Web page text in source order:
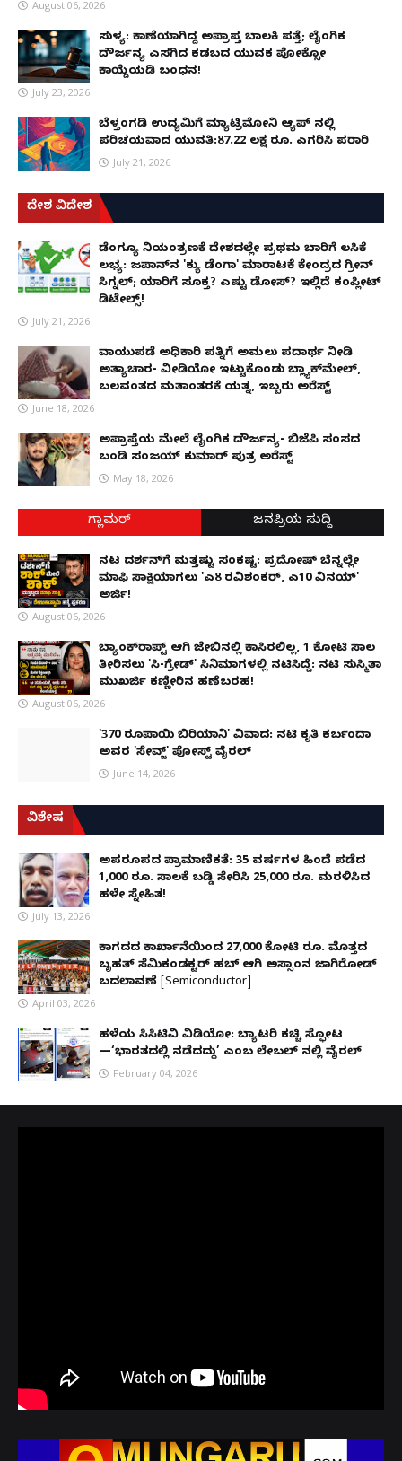
August 06, 2026
ಸುಳ್ಯ: ಕಾಣೆಯಾಗಿದ್ದ ಅಪ್ರಾಪ್ತ ಬಾಲಕಿ ಪತ್ತೆ; ಲೈಂಗಿಕ
ದೌರ್ಜನ್ಯ ಎಸಗಿದ ಕಡಬದ ಯುವಕ ಪೋಕ್ಸೋ
ಕಾಯ್ದೆಯಡಿ ಬಂಧನ!
July 23, 2026
ಬೆಳ್ತಂಗಡಿ ಉದ್ಯಮಿಗೆ ಮ್ಯಾಟ್ರಿಮೋನಿ ಆ್ಯಪ್ ನಲ್ಲಿ
ಪರಿಚಯವಾದ ಯುವತಿ:87.22 ಲಕ್ಷ ರೂ. ಎಗರಿಸಿ ಪರಾರಿ
July 21, 2026
ದೇಶ ವಿದೇಶ
ಡೆಂಗ್ಯೂ ನಿಯಂತ್ರಣಕ್ಕೆ ದೇಶದಲ್ಲೇ ಪ್ರಥಮ ಬಾರಿಗೆ ಲಸಿಕೆ
ಲಭ್ಯ: ಜಪಾನ್‌ನ 'ಕ್ಯು ಡೆಂಗಾ' ಮಾರಾಟಕ್ಕೆ ಕೇಂದ್ರದ ಗ್ರೀನ್
ಸಿಗ್ನಲ್; ಯಾರಿಗೆ ಸೂಕ್ತ? ಎಷ್ಟು ಡೋಸ್? ಇಲ್ಲಿದೆ ಕಂಪ್ಲೀಟ್
ಡಿಟೇಲ್ಸ್!
July 21, 2026
ವಾಯುಪಡೆ ಅಧಿಕಾರಿ ಪತ್ನಿಗೆ ಅಮಲು ಪದಾರ್ಥ ನೀಡಿ
ಅತ್ಯಾಚಾರ- ವೀಡಿಯೋ ಇಟ್ಟುಕೊಂಡು ಬ್ಲ್ಯಾಕ್‌ಮೇಲ್,
ಬಲವಂತದ ಮತಾಂತರಕ್ಕೆ ಯತ್ನ, ಇಬ್ಬರು ಅರೆಸ್ಟ್
June 18, 2026
ಅಪ್ರಾಪ್ತೆಯ ಮೇಲೆ ಲೈಂಗಿಕ ದೌರ್ಜನ್ಯ- ಬಿಜೆಪಿ ಸಂಸದ
ಬಂಡಿ ಸಂಜಯ್ ಕುಮಾರ್ ಪುತ್ರ ಅರೆಸ್ಟ್
May 18, 2026
ಗ್ಲಾಮರ್ ಜನಪ್ರಿಯ ಸುದ್ದಿ
ನಟ ದರ್ಶನ್‌ಗೆ ಮತ್ತಷ್ಟು ಸಂಕಷ್ಟ: ಪ್ರದೋಷ್ ಬೆನ್ನಲ್ಲೇ
ಮಾಫಿ ಸಾಕ್ಷಿಯಾಗಲು 'ಎ8 ರವಿಶಂಕರ್, ಎ10 ವಿನಯ್'
ಅರ್ಜಿ!
August 06, 2026
ಬ್ಯಾಂಕ್‌ರಾಪ್ಟ್‌ ಆಗಿ ಜೇಬಿನಲ್ಲಿ ಕಾಸಿರಲಿಲ್ಲ, ₹1 ಕೋಟಿ ಸಾಲ
ತೀರಿಸಲು 'ಸಿ-ಗ್ರೇಡ್' ಸಿನಿಮಾಗಳಲ್ಲಿ ನಟಿಸಿದ್ದೆ: ನಟಿ ಸುಸ್ಮಿತಾ
ಮುಖರ್ಜಿ ಕಣ್ಣೀರಿನ ಹಣೆಬರಹ!
August 06, 2026
'370 ರೂಪಾಯಿ ಬಿರಿಯಾನಿ' ವಿವಾದ: ನಟಿ ಕೃತಿ ಕರ್ಬಂದಾ
ಅವರ 'ಸೇವ್ಜ್' ಪೋಸ್ಟ್ ವೈರಲ್
June 14, 2026
ವಿಶೇಷ
ಅಪರೂಪದ ಪ್ರಾಮಾಣಿಕತೆ: 35 ವರ್ಷಗಳ ಹಿಂದೆ ಪಡೆದ
1,000 ರೂ. ಸಾಲಕ್ಕೆ ಬಡ್ಡಿ ಸೇರಿಸಿ 25,000 ರೂ. ಮರಳಿಸಿದ
ಹಳೇ ಸ್ನೇಹಿತ!
July 13, 2026
ಕಾಗದದ ಕಾರ್ಖಾನೆಯಿಂದ 27,000 ಕೋಟಿ ರೂ. ಮೊತ್ತದ
ಬೃಹತ್ ಸೆಮಿಕಂಡಕ್ಟರ್ ಹಬ್ ಆಗಿ ಅಸ್ಸಾಂನ ಜಾಗಿರೋಡ್
ಬದಲಾವಣೆ [Semiconductor]
April 03, 2026
ಹಳೆಯ ಸಿಸಿಟಿವಿ ವಿಡಿಯೋ: ಬ್ಯಾಟರಿ ಕಚ್ಚಿ ಸ್ಫೋಟ
—‘ಭಾರತದಲ್ಲಿ ನಡೆದದ್ದು’ ಎಂಬ ಲೇಬಲ್ ನಲ್ಲಿ ವೈರಲ್
February 04, 2026